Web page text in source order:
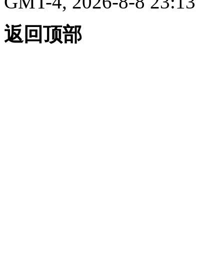
返回顶部